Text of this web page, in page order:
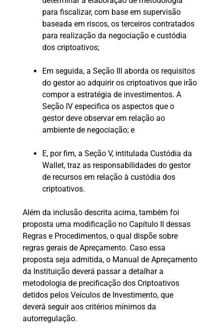
para fiscalizar, com base em supervisão
baseada em riscos, os terceiros contratados
para realização da negociação e custódia
dos criptoativos;
Em seguida, a Seção III aborda os requisitos
do gestor ao adquirir os criptoativos que irão
compor a estratégia de investimentos. A
Seção IV especifica os aspectos que o
gestor deve observar em relação ao
ambiente de negociação; e
E, por fim, a Seção V, intitulada Custódia da
Wallet, traz as responsabilidades do gestor
de recursos em relação à custódia dos
criptoativos.
Além da inclusão descrita acima, também foi
proposta uma modificação no Capítulo II dessas
Regras e Procedimentos, o qual dispõe sobre
regras gerais de Apreçamento. Caso essa
proposta seja admitida, o Manual de Apreçamento
da Instituição deverá passar a detalhar a
metodologia de precificação dos Criptoativos
detidos pelos Veículos de Investimento, que
deverá seguir aos critérios mínimos da
autorregulação.